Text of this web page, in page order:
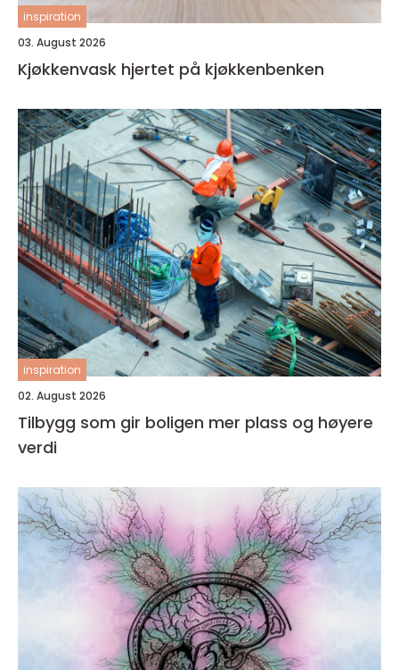
inspiration
03. August 2026
Kjøkkenvask hjertet på kjøkkenbenken
inspiration
02. August 2026
Tilbygg som gir boligen mer plass og høyere
verdi